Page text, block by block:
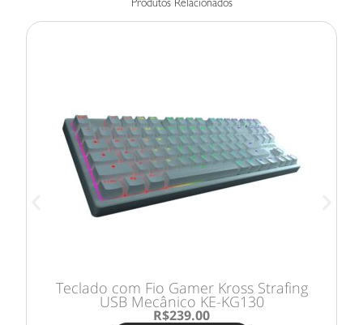
Produtos Relacionados
Teclado com Fio Gamer Kross Strafing
USB Mecânico KE-KG130
R$239.00